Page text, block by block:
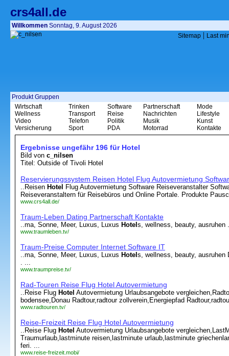
crs4all.de
Willkommen Sonntag, 9. August 2026
Sitemap | Last
Produkt Gruppen
Wirtschaft
Wellness
Video
Versicherung
Trinken
Transport
Telefon
Sport
Software
Reise
Politik
PDA
Partnerschaft
Nachrichten
Musik
Motorrad
Mode
Lifestyle
Kunst
Kontakte
Ergebnisse ungefähr 196 für Hotel
Bild von c_nilsen
Titel: Outside of Tivoli Hotel
Reservierungssystem Reisen Hotel Flug Autovermietung
..Reisen Hotel
Flug Autovermietung Software Reiseveranstalter
Reiseveranstaltern für Reisebüros und Online Portale. Produkte
www.crs4all.de/
Traum-Leben Dating Partnerschaft Kontakte
..ma, Sonne, Meer, Luxus, Luxus Hotel s, wellness, beauty, ausruhen
www.traumleben.tv/
Traum-Preise Computer Internet Software IT
..ma, Sonne, Meer, Luxus, Luxus Hotel s, wellness, beauty, ausruhen
. ...
www.traumpreise.tv/
Rad-Touren Reise Flug Hotel Autovermietung
..Reise Flug Hotel Autovermietung Urlaubsangebote
bodensee,Donau Radtour,radtour zollverein,Energiepfad
www.radtouren.tv/
Reise-Freizeit Reise Flug Hotel Autovermietung
..Reise Flug Hotel Autovermietung Urlaubsangebote
Traumurlaub,lastminute reisen,lastminute urlaub,lastminute
feri. ...
www.reise-freizeit.mobi/